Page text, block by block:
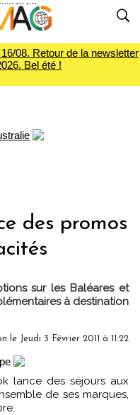
08. Retour de la newsletter
Bel été !
des promos
sur les Baléares et
à destination
Jeudi 3 Février 2011 à 11:22
de ses marques,